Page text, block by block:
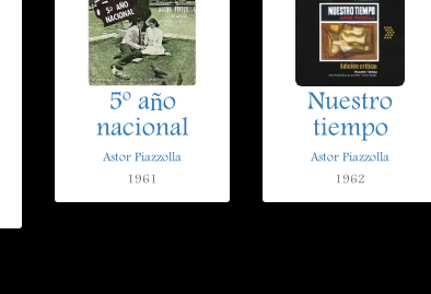
5º año
nacional
Astor Piazzolla
1961
Nuestro
tiempo
Astor Piazzolla
1962